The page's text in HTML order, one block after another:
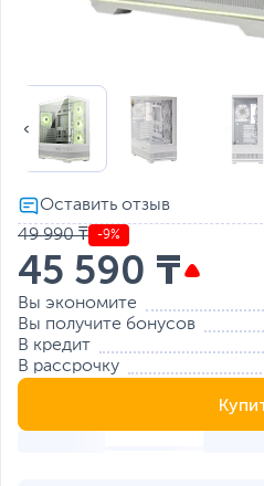
49 990 ₸ -9%
45 590 ₸
Вы экономите
Вы получите бонусов
В кредит
В рассрочку